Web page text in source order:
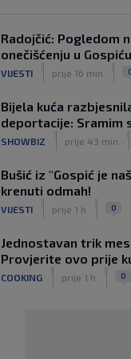
Radojčić: Pogledom
onečišćenju u Gospiću
VIJESTI prije 16 min
Bijela kuća
deportacije: Sramim
SHOWBIZ prije 43 min
Bušić iz "Gospić je
krenuti odmah!
VIJESTI prije 1 h 0
Jednostavan trik
Provjerite ovo prije
COOKING prije 1 h 0